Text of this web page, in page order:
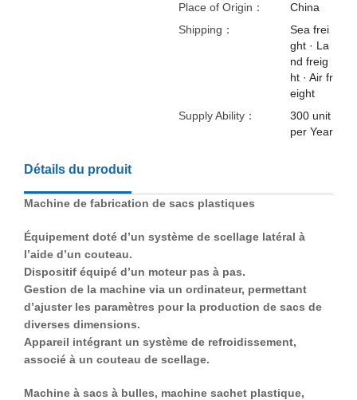
Place of Origin：
China
Shipping：
Sea frei
ght · La
nd freig
ht · Air fr
eight
Supply Ability：
300 unit
per Year
Détails du produit
Machine de fabrication de sacs plastiques
Équipement doté d’un système de scellage latéral à
l’aide d’un couteau.
Dispositif équipé d’un moteur pas à pas.
Gestion de la machine via un ordinateur, permettant
d’ajuster les paramètres pour la production de sacs de
diverses dimensions.
Appareil intégrant un système de refroidissement,
associé à un couteau de scellage.
Machine à sacs à bulles, machine sachet plastique,